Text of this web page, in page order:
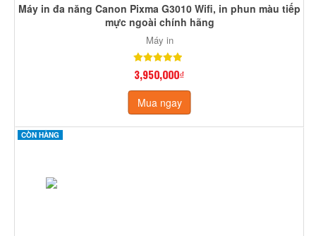
Máy in đa năng Canon Pixma G3010 Wifi, in phun màu tiếp
mực ngoài chính hãng
Máy in
3,950,000₫
Mua ngay
CÒN HÀNG